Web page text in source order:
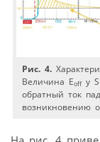
Рис. 4.
Величина Eoffу
обратный ток
возникновению